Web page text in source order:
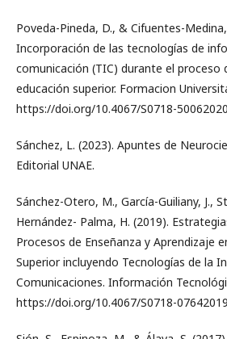
Poveda-Pineda, D., & Cifuentes-Medina,
Incorporación de las tecnologías de
comunicación (TIC) durante el proceso
educación superior. Formacion
https://doi.org/10.4067/S0718-
Sánchez, L. (2023). Apuntes de
Editorial UNAE.
Sánchez-Otero, M., García-Guiliany, J.,
Hernández- Palma, H. (2019).
Procesos de Enseñanza y Aprendizaje
Superior incluyendo Tecnologías de la
Comunicaciones. Información
https://doi.org/10.4067/S0718-